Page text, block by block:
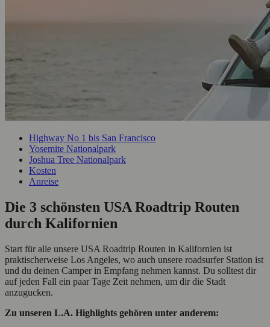
Highway No 1 bis San Francisco
Yosemite Nationalpark
Joshua Tree Nationalpark
Kosten
Anreise
Die 3 schönsten USA Roadtrip Routen
durch Kalifornien
Start für alle unsere USA Roadtrip Routen in Kalifornien ist
praktischerweise Los Angeles, wo auch unsere roadsurfer Station ist
und du deinen Camper in Empfang nehmen kannst. Du solltest dir
auf jeden Fall ein paar Tage Zeit nehmen, um dir die Stadt
anzugucken.
Zu unseren L.A. Highlights gehören unter anderem: